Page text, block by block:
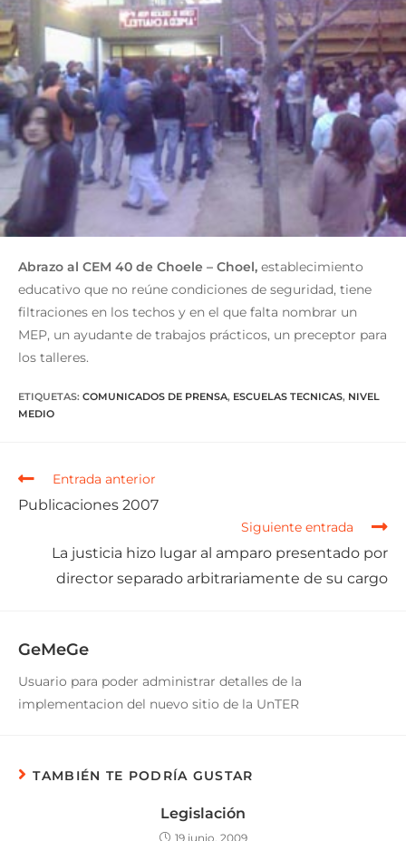
Abrazo al CEM 40 de Choele – Choel, establecimiento
educativo que no reúne condiciones de seguridad, tiene
filtraciones en los techos y en el que falta nombrar un
MEP, un ayudante de trabajos prácticos, un preceptor para
los talleres.
ETIQUETAS: COMUNICADOS DE PRENSA, ESCUELAS TECNICAS, NIVEL
MEDIO
Entrada anterior
Publicaciones 2007
Siguiente entrada
La justicia hizo lugar al amparo presentado por
director separado arbitrariamente de su cargo
GeMeGe
Usuario para poder administrar detalles de la
implementacion del nuevo sitio de la UnTER
TAMBIÉN TE PODRÍA GUSTAR
Legislación
19 junio, 2009